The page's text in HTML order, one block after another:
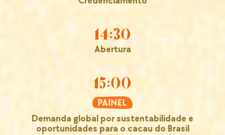
14:30
Abertura
15:00
Demanda global por sustentabilidade e
oportunidades para o cacau do Brasil